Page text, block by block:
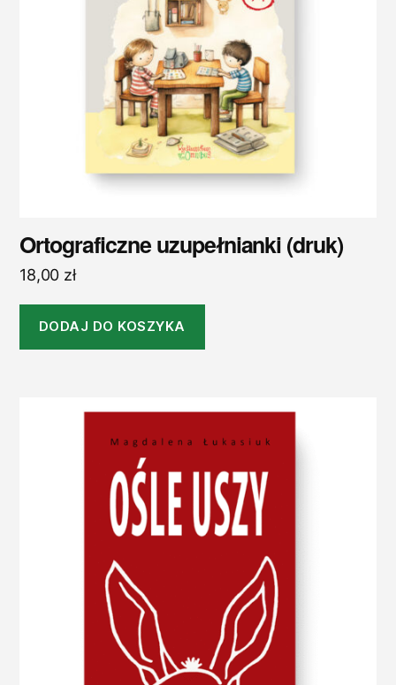
Ortograficzne uzupełnianki (druk)
18,00 zł
DODAJ DO KOSZYKA